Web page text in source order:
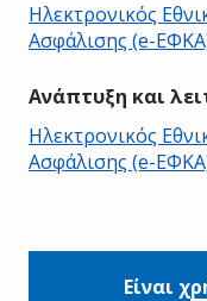
Ηλεκτρονικός
Ασφάλισης (e-
Ανάπτυξη και
Ηλεκτρονικός
Ασφάλισης (e-
Είναι